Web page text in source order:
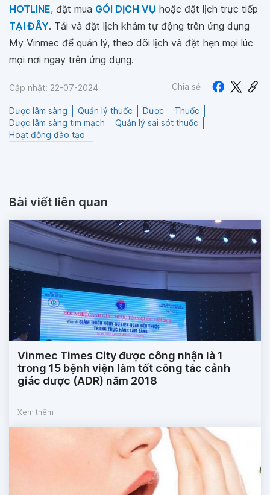
HOTLINE, đặt mua GÓI DỊCH VỤ hoặc đặt lịch trực tiếp
TẠI ĐÂY. Tải và đặt lịch khám tự động trên ứng dụng
My Vinmec để quản lý, theo dõi lịch và đặt hẹn mọi lúc
mọi nơi ngay trên ứng dụng.
Cập nhật: 22-07-2024 Chia sẻ
Dược lâm sàng Quản lý thuốc Dược
Thuốc
Dược lâm sàng tim mạch
Quản lý sai sót thuốc
Hoạt động đào tạo
Bài viết liên quan
Vinmec Times City được công nhận là 1
trong 15 bệnh viện làm tốt công tác cảnh
giác dược (ADR) năm 2018
Xem thêm